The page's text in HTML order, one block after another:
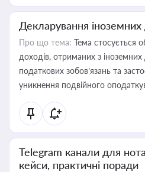
Декларування іноземних
Про що тема: Тема стосується
доходів, отриманих з
податкових зобов’язань та
уникнення подвійного
Telegram канали для
кейси, практичні поради